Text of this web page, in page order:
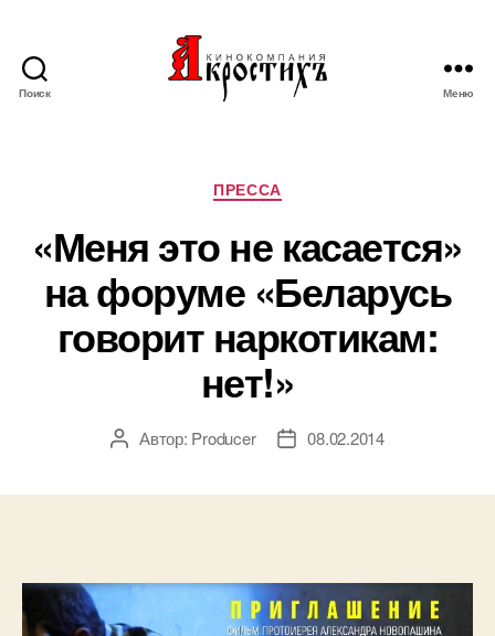
Поиск Меню
Рубрики
ПРЕССА
«Меня это не касается»
на форуме «Беларусь
говорит наркотикам:
нет!»
АвторАвтор: Producer
Дата08.02.2014